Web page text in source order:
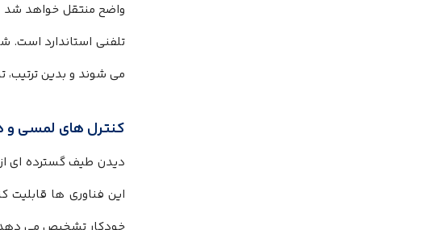
واضح منتقل خواهد شد
می شوند و بدین
کنترل های لمسی
این فناوری ها